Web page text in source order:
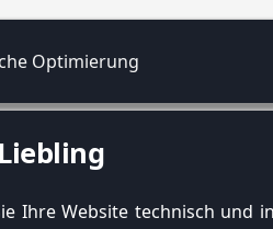
Ihre Website technisch und